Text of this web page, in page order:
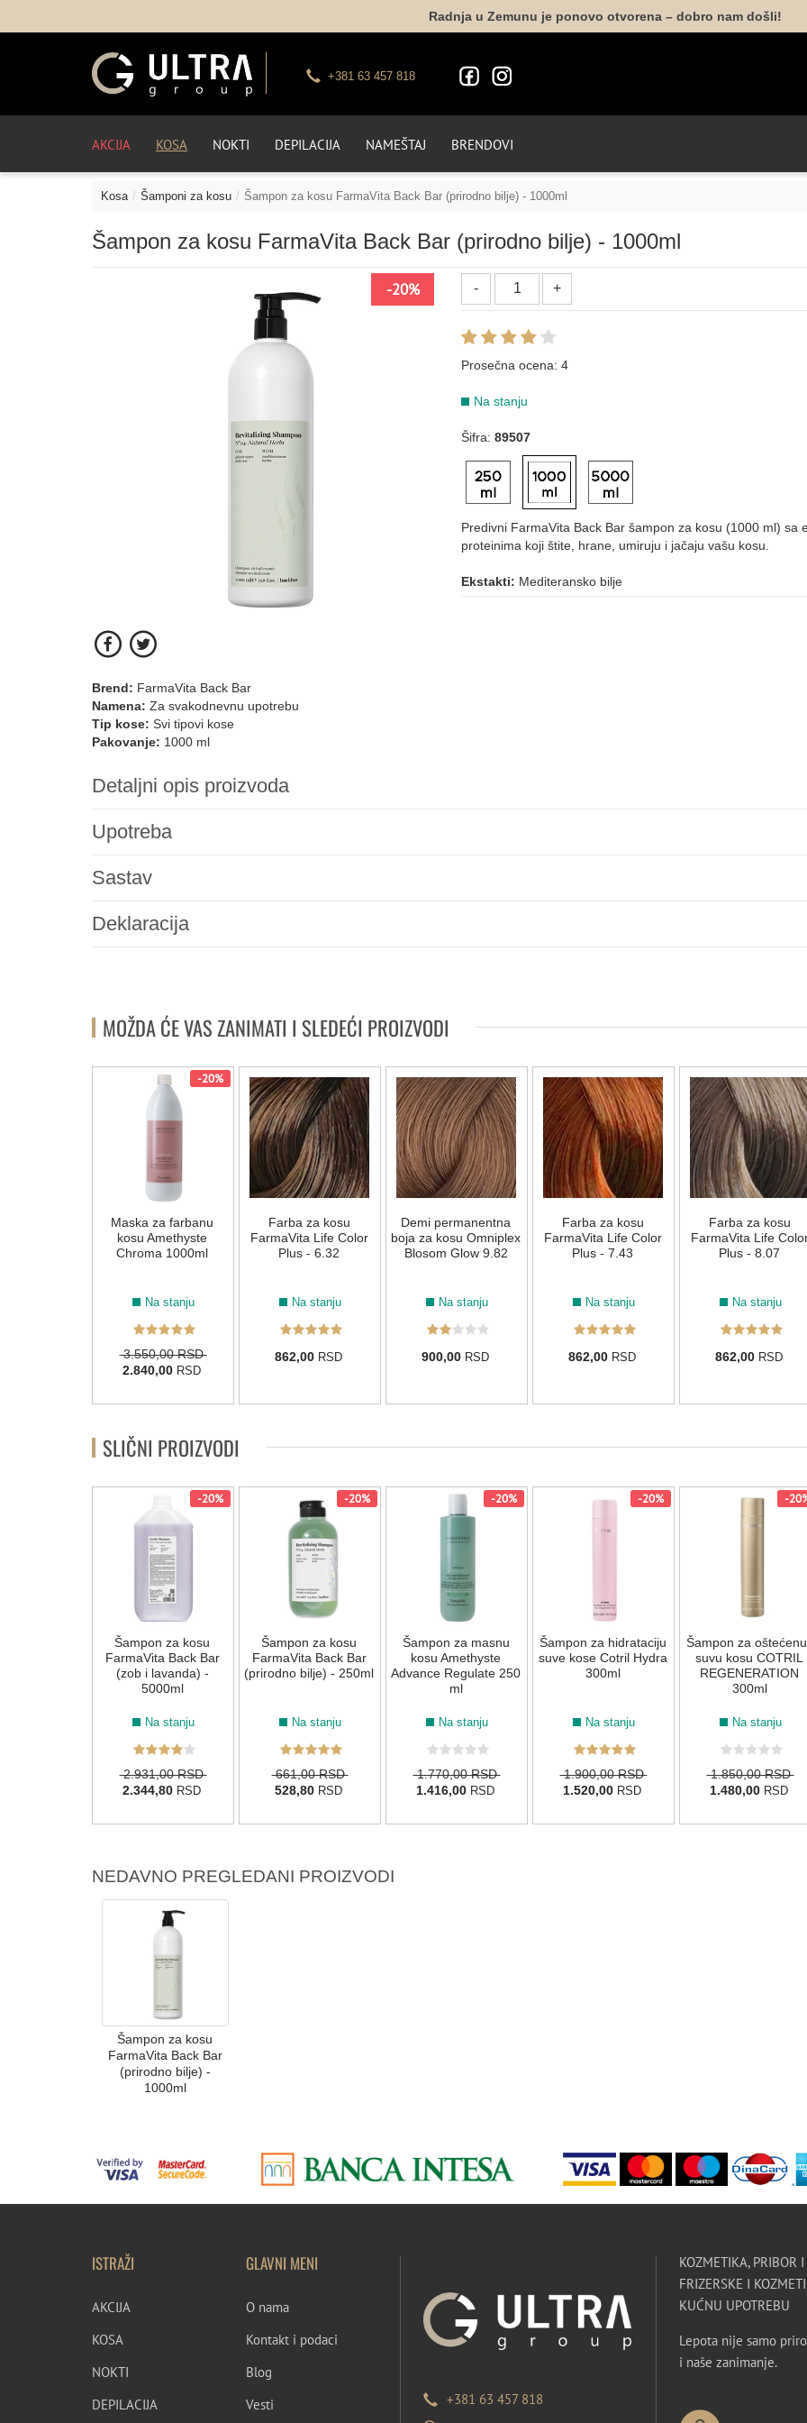
Radnja u Zemunu je ponovo otvorena – dobro nam došli!
+381 63 457 818
AKCIJA KOSA NOKTI DEPILACIJA NAMEŠTAJ BRENDOVI
Kosa Šamponi za kosu Šampon za kosu FarmaVita Back Bar (prirodno bilje) - 1000ml
Šampon za kosu FarmaVita Back Bar (prirodno bilje) - 1000ml
-20%
Prosečna ocena:4
Na stanju
Šifra:89507
Predivni FarmaVita Back Bar šampon za kosu (1000 ml) sa
proteinima koji štite, hrane, umiruju i jačaju vašu kosu.
Ekstakti: Mediteransko bilje
Brend: FarmaVita Back Bar
Namena: Za svakodnevnu upotrebu
Tip kose: Svi tipovi kose
Pakovanje: 1000 ml
Detaljni opis proizvoda
Upotreba
Sastav
Deklaracija
MOŽDA ĆE VAS ZANIMATI I SLEDEĆI PROIZVODI
-20%
Maska za farbanu
kosu Amethyste
Chroma 1000ml
Na stanju
3.550,00 RSD
2.840,00 RSD
Farba za kosu
FarmaVita Life Color
Plus - 6.32
Na stanju
862,00 RSD
Demi permanentna
boja za kosu Omniplex
Blosom Glow 9.82
Na stanju
900,00 RSD
Farba za kosu
FarmaVita Life Color
Plus - 7.43
Na stanju
862,00 RSD
Farba za kosu
FarmaVita Life
Plus - 8.07
Na stanju
862,00 RSD
SLIČNI PROIZVODI
-20%
Šampon za kosu
FarmaVita Back Bar
(zob i lavanda) -
5000ml
Na stanju
2.931,00 RSD
2.344,80 RSD
-20%
Šampon za kosu
FarmaVita Back Bar
(prirodno bilje) - 250ml
Na stanju
661,00 RSD
528,80 RSD
-20%
Šampon za masnu
kosu Amethyste
Advance Regulate 250
ml
Na stanju
1.770,00 RSD
1.416,00 RSD
-20%
Šampon za hidrataciju
suve kose Cotril Hydra
300ml
Na stanju
1.900,00 RSD
1.520,00 RSD
-
Šampon za
suvu kosu COTRIL
REGENERATION
300ml
Na stanju
1.850,00 RSD
1.480,00 RSD
NEDAVNO PREGLEDANI PROIZVODI
Šampon za kosu
FarmaVita Back Bar
(prirodno bilje) -
1000ml
ISTRAŽI
AKCIJA
KOSA
NOKTI
DEPILACIJA
GLAVNI MENI
O nama
Kontakt i podaci
Blog
Vesti
+381 63 457 818
KOZMETIKA, PRIBOR
FRIZERSKE I
KUĆNU UPOTREBU
Lepota nije samo
i naše zanimanje.